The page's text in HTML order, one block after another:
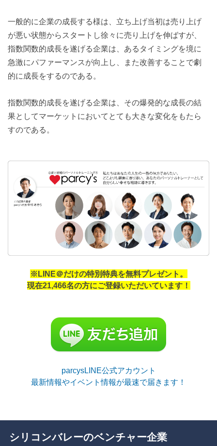
一般的に企業の成長する様は、立ち上げ当初は売り上げ
が悪い状態からスタートし徐々に売り上げを伸ばすが、
指数関数的成長を遂げる企業は、あるタイミングを境に
急激にパファーマンスが向上し、また改善することで劇
的に成長をするのである。
指数関数的成長を遂げる企業は、その爆発的な成長の結
果としてマーケットにおいてとても大きな変化をもたら
すのである。
※LINE＠だけの特別特典を無料プレゼント。
現在21,466名の方にご登録いただいています！
parcysLINE公式アカウント
最新情報やイベント情報が最速で届きます！
シリコンバレーのベンチャー企業